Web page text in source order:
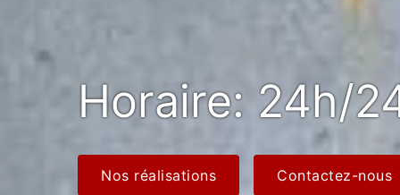
Horaire: 24h/
Nos réalisations Contactez-nous